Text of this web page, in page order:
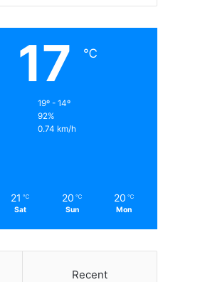
17 ℃
19º - 14º
92%
0.74 km/h
21 ℃
Sat
20 ℃
Sun
20 ℃
Mon
Recent